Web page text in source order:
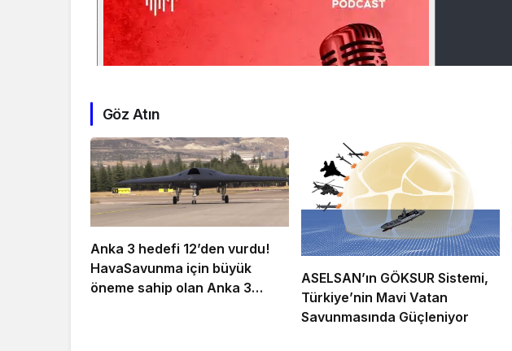
Göz Atın
Anka 3 hedefi 12’den vurdu!
HavaSavunma için büyük
öneme sahip olan Anka 3
ASELSAN’ın GÖKSUR Sistemi,
Türkiye’nin Mavi Vatan
Savunmasında Güçleniyor